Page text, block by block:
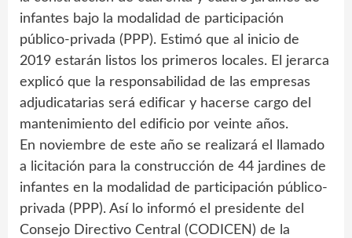
infantes bajo la modalidad de participación
público-privada (PPP). Estimó que al inicio de
2019 estarán listos los primeros locales. El jerarca
explicó que la responsabilidad de las empresas
adjudicatarias será edificar y hacerse cargo del
mantenimiento del edificio por veinte años.
En noviembre de este año se realizará el llamado
a licitación para la construcción de 44 jardines de
infantes en la modalidad de participación público-
privada (PPP). Así lo informó el presidente del
Consejo Directivo Central (CODICEN) de la